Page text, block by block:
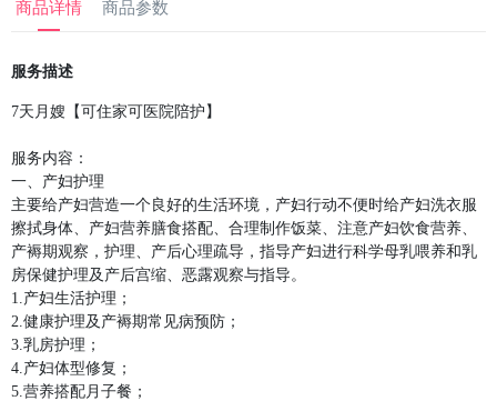
商品详情 商品参数
服务描述
7天月嫂【可住家可医院陪护】
服务内容：
一、产妇护理
主要给产妇营造一个良好的生活环境，产妇行动不便时给产妇洗衣服
擦拭身体、产妇营养膳食搭配、合理制作饭菜、注意产妇饮食营养、
产褥期观察，护理、产后心理疏导，指导产妇进行科学母乳喂养和乳
房保健护理及产后宫缩、恶露观察与指导。
1.产妇生活护理；
2.健康护理及产褥期常见病预防；
3.乳房护理；
4.产妇体型修复；
5.营养搭配月子餐；